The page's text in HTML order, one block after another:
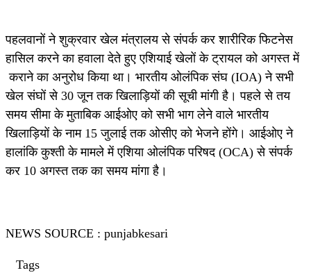
पहलवानों ने शुक्रवार खेल मंत्रालय से संपर्क कर शारीरिक फिटनेस
हासिल करने का हवाला देते हुए एशियाई खेलों के ट्रायल को अगस्त में
कराने का अनुरोध किया था। भारतीय ओलंपिक संघ (IOA) ने सभी
खेल संघों से 30 जून तक खिलाड़ियों की सूची मांगी है। पहले से तय
समय सीमा के मुताबिक आईओए को सभी भाग लेने वाले भारतीय
खिलाड़ियों के नाम 15 जुलाई तक ओसीए को भेजने होंगे। आईओए ने
हालांकि कुश्ती के मामले में एशिया ओलंपिक परिषद (OCA) से संपर्क
कर 10 अगस्त तक का समय मांगा है।
NEWS SOURCE : punjabkesari
Tags